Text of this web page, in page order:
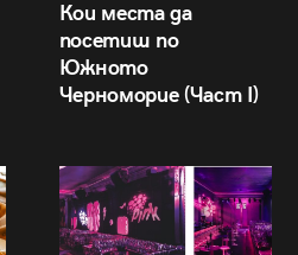
Кои места да
посетиш по
Южното
Черноморие (Част I)